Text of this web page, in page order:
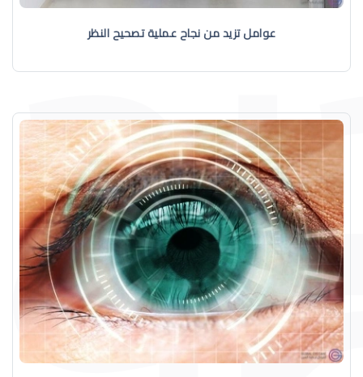
عوامل تزيد من نجاح عملية تصحيح النظر